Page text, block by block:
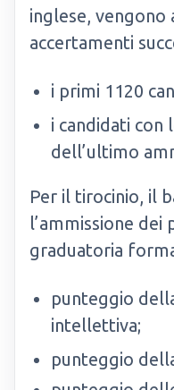
inglese, vengono
accertamenti
i primi 1120
i candidati con
dell’ultimo
Per il tirocinio, il
l’ammissione dei
graduatoria
punteggio
intellettiva;
punteggio